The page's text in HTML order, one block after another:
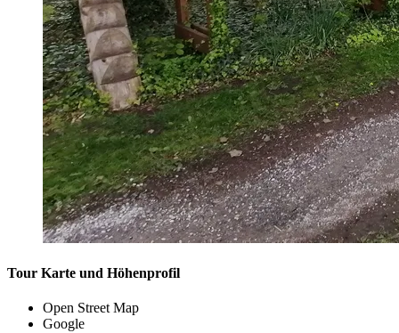
Tour Karte und Höhenprofil
Open Street Map
Google